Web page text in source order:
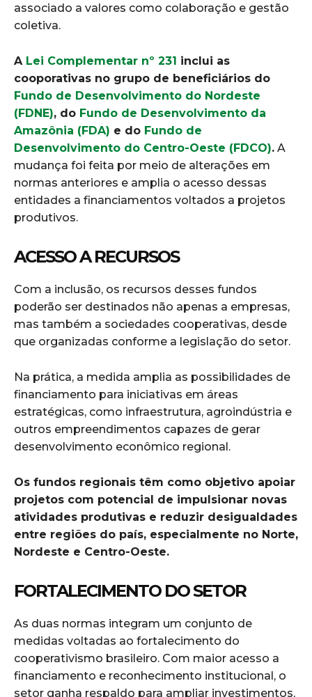
associado a valores como colaboração e gestão
coletiva.
A Lei Complementar nº 231 inclui as
cooporativas no grupo de beneficiários do
Fundo de Desenvolvimento do Nordeste
(FDNE), do Fundo de Desenvolvimento da
Amazônia (FDA) e do Fundo de
Desenvolvimento do Centro-Oeste (FDCO). A
mudança foi feita por meio de alterações em
normas anteriores e amplia o acesso dessas
entidades a financiamentos voltados a projetos
produtivos.
ACESSO A RECURSOS
Com a inclusão, os recursos desses fundos
poderão ser destinados não apenas a empresas,
mas também a sociedades cooperativas, desde
que organizadas conforme a legislação do setor.
Na prática, a medida amplia as possibilidades de
financiamento para iniciativas em áreas
estratégicas, como infraestrutura, agroindústria e
outros empreendimentos capazes de gerar
desenvolvimento econômico regional.
Os fundos regionais têm como objetivo apoiar
projetos com potencial de impulsionar novas
atividades produtivas e reduzir desigualdades
entre regiões do país, especialmente no Norte,
Nordeste e Centro-Oeste.
FORTALECIMENTO DO SETOR
As duas normas integram um conjunto de
medidas voltadas ao fortalecimento do
cooperativismo brasileiro. Com maior acesso a
financiamento e reconhecimento institucional, o
setor ganha respaldo para ampliar investimentos,